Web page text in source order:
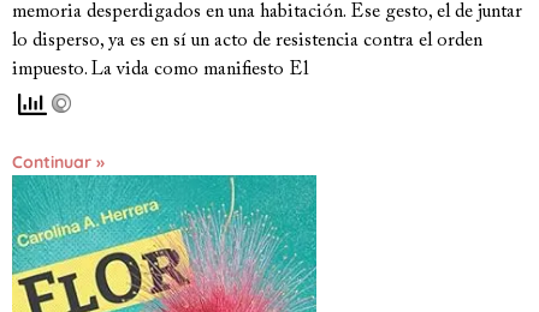
memoria desperdigados en una habitación. Ese gesto, el de juntar
lo disperso, ya es en sí un acto de resistencia contra el orden
impuesto. La vida como manifiesto El
Continuar »